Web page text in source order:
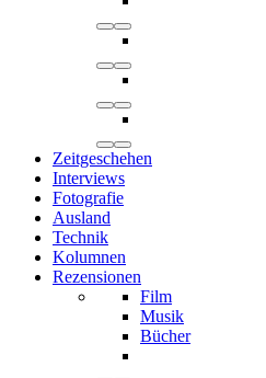
Zeitgeschehen
Interviews
Fotografie
Ausland
Technik
Kolumnen
Rezensionen
Film
Musik
Bücher